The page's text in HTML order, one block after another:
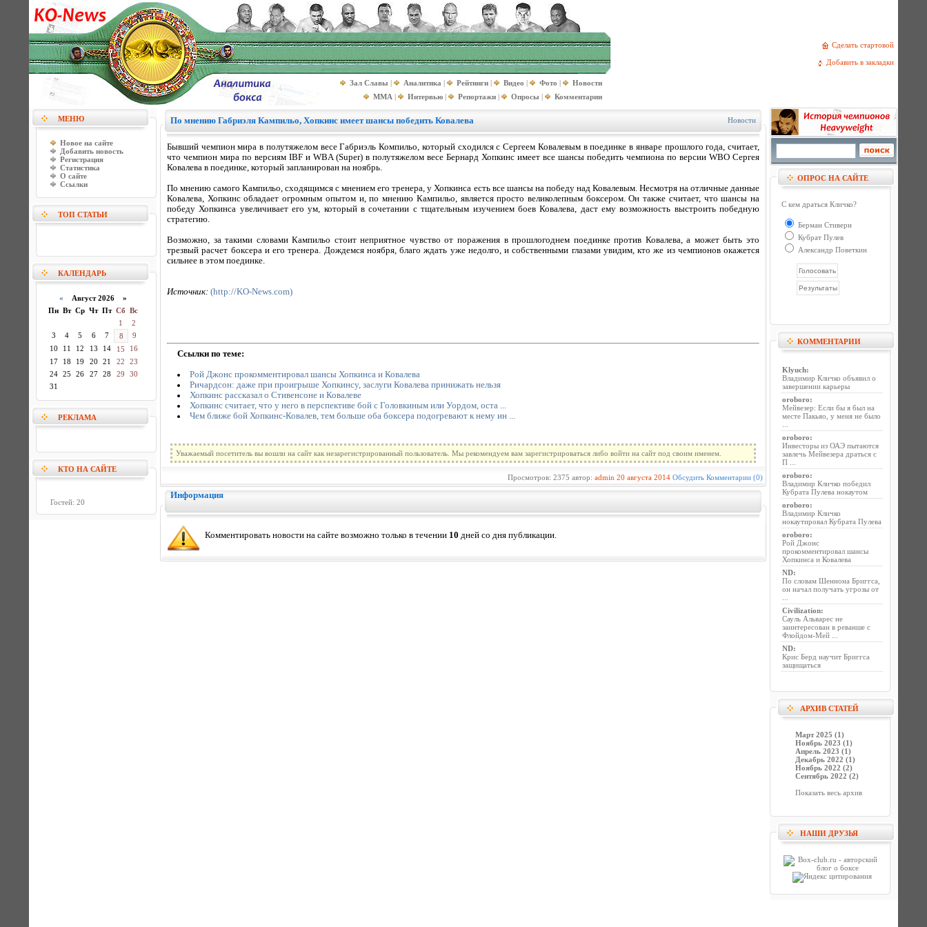
Сделать стартовой
Добавить в закладки
Зал Славы | Аналитика | Рейтинги | Видео | Фото |
Новости
MMA | Интервью | Репортажи | Опросы | Комментарии
МЕНЮ
Новое на сайте
Добавить новость
Регистрация
Статистика
О сайте
Ссылки
ТОП СТАТЬИ
КАЛЕНДАРЬ
« Август 2026 »
Пн Вт Ср Чт Пт Сб Вс
1
2
3
4 5 6 7 8
9
10
11 12 13 14 15
16
17
18 19 20 21 22
23
24
25 26 27 28 29
30
31
РЕКЛАМА
КТО НА САЙТЕ
Гостей: 20
По мнению Габриэля Кампильо, Хопкинс имеет шансы победить Ковалева Новости
Бывший чемпион мира в полутяжелом весе Габриэль Компильо, который сходился с Сергеем Ковалевым в поединке в январе прошлого года, считает,
что чемпион мира по версиям IBF и WBA (Super) в полутяжелом весе Бернард Хопкинс имеет все шансы победить чемпиона по версии WBО Сергея
Ковалева в поединке, который запланирован на ноябрь.
По мнению самого Кампильо, сходящимся с мнением его тренера, у Хопкинса есть все шансы на победу над Ковалевым. Несмотря на отличные данные
Ковалева, Хопкинс обладает огромным опытом и, по мнению Кампильо, является просто великолепным боксером. Он также считает, что шансы на
победу Хопкинса увеличивает его ум, который в сочетании с тщательным изучением боев Ковалева, даст ему возможность выстроить победную
стратегию.
Возможно, за такими словами Кампильо стоит неприятное чувство от поражения в прошлогоднем поединке против Ковалева, а может быть это
трезвый расчет боксера и его тренера. Дождемся ноября, благо ждать уже недолго, и собственными глазами увидим, кто же из чемпионов окажется
сильнее в этом поединке.
Источник: (http://KO-News.com)
Ссылки по теме:
Рой Джонс прокомментировал шансы Хопкинса и Ковалева
Ричардсон: даже при проигрыше Хопкинсу, заслуги Ковалева принижать нельзя
Хопкинс рассказал о Стивенсоне и Ковалеве
Хопкинс считает, что у него в перспективе бой с Головкиным или Уордом, оста ...
Чем ближе бой Хопкинс-Ковалев, тем больше оба боксера подогревают к нему ин ...
Уважаемый посетитель вы вошли на сайт как незарегистрированный пользователь. Мы рекомендуем вам зарегистрироваться либо войти на сайт под своим именем.
Просмотров: 2375 автор: admin 20 августа 2014 Обсудить Комментарии (0)
Информация
Комментировать новости на сайте возможно только в течении 10 дней со дня публикации.
ОПРОС НА САЙТЕ
С кем драться Кличко?
Берман Стиверн
Кубрат Пулев
Александр Поветкин
КОММЕНТАРИИ
Klyuch:
Владимир Кличко объявил о
завершении карьеры
oroboro:
Мейвезер: Если бы я был на
месте Пакьяо, у меня не было
oroboro:
Инвесторы из ОАЭ пытаются
завлечь Мейвезера драться с
П ...
oroboro:
Владимир Кличко победил
Кубрата Пулева нокаутом
oroboro:
Владимир Кличко
нокаутировал Кубрата Пулева
oroboro:
Рой Джонс
прокомментировал шансы
Хопкинса и Ковалева
ND:
По словам Шеннона Бриггса,
он начал получать угрозы от
Civilization:
Сауль Альварес не
заинтересован в реванше с
Флойдом-Мей ...
ND:
Крис Берд научит Бриггса
защищаться
АРХИВ СТАТЕЙ
Март 2025 (1)
Ноябрь 2023 (1)
Апрель 2023 (1)
Декабрь 2022 (1)
Ноябрь 2022 (2)
Сентябрь 2022 (2)
Показать весь архив
НАШИ ДРУЗЬЯ